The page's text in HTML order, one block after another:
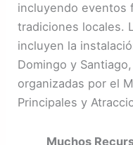
incluyendo eventos
tradiciones locales.
incluyen la
Domingo y
organizadas por el
Principales y
Muchos